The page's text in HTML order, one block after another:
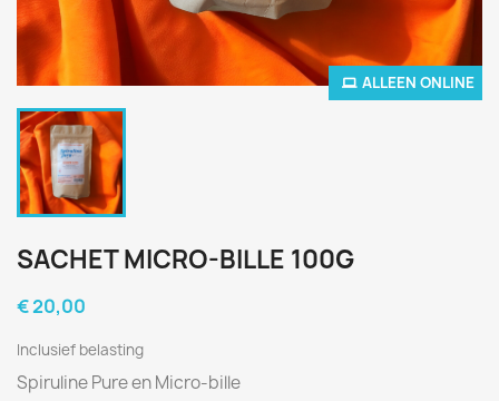
ALLEEN ONLINE
SACHET MICRO-BILLE 100G
€ 20,00
Inclusief belasting
Spiruline Pure en Micro-bille